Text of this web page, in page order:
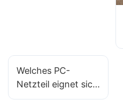
Welches PC-
Netzteil eignet sich
für ein Dual-